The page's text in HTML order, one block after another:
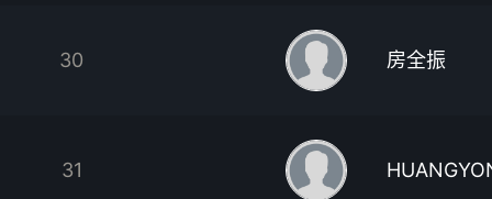
30 房全振
31